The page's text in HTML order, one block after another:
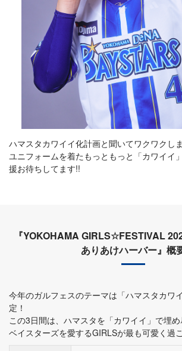
ハマスタカワイイ化計画と聞いてワクワクし
ユニフォームを着たもっともっと「カワイイ
援お待ちしてます!!
『YOKOHAMA GIRLS☆FESTIVAL
ありあけハーバー』概
今年のガルフェスのテーマは「ハマスタカワ
定！
この3日間は、ハマスタを「カワイイ」で埋め
ベイスターズを愛するGIRLSが最も可愛く過